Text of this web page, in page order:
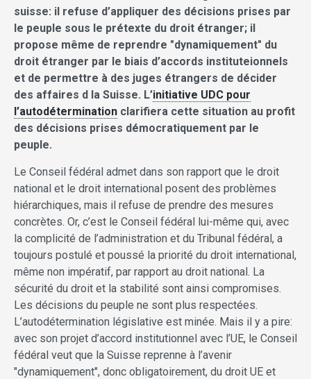
suisse: il refuse d’appliquer des décisions prises par
le peuple sous le prétexte du droit étranger; il
propose même de reprendre "dynamiquement" du
droit étranger par le biais d’accords instituteionnels
et de permettre à des juges étrangers de décider
des affaires d la Suisse. L’initiative UDC pour
l’autodétermination clarifiera cette situation au profit
des décisions prises démocratiquement par le
peuple.
Le Conseil fédéral admet dans son rapport que le droit
national et le droit international posent des problèmes
hiérarchiques, mais il refuse de prendre des mesures
concrètes. Or, c’est le Conseil fédéral lui-même qui, avec
la complicité de l’administration et du Tribunal fédéral, a
toujours postulé et poussé la priorité du droit international,
même non impératif, par rapport au droit national. La
sécurité du droit et la stabilité sont ainsi compromises.
Les décisions du peuple ne sont plus respectées.
L’autodétermination législative est minée. Mais il y a pire:
avec son projet d’accord institutionnel avec l’UE, le Conseil
fédéral veut que la Suisse reprenne à l’avenir
"dynamiquement", donc obligatoirement, du droit UE et